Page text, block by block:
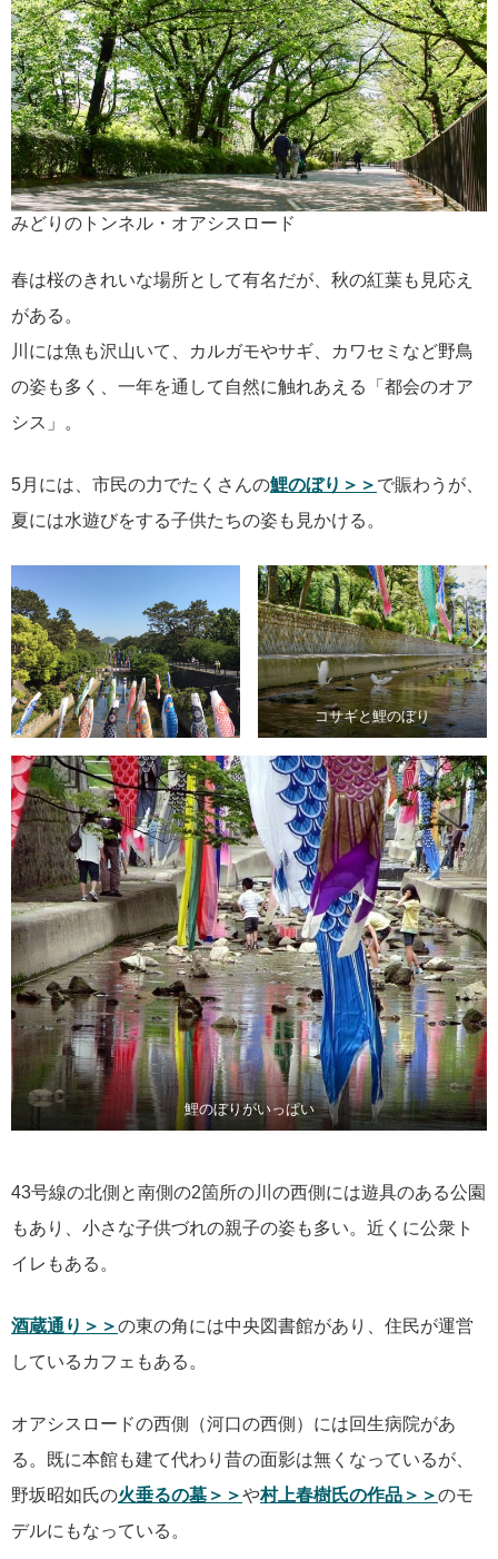
みどりのトンネル・オアシスロード
春は桜のきれいな場所として有名だが、秋の紅葉も見応え
がある。
川には魚も沢山いて、カルガモやサギ、カワセミなど野鳥
の姿も多く、一年を通して自然に触れあえる「都会のオア
シス」。
5月には、市民の力でたくさんの鯉のぼり＞＞ で賑わうが、
夏には水遊びをする子供たちの姿も見かける。
コサギと鯉のぼり
鯉のぼりがいっぱい
43号線の北側と南側の2箇所の川の西側には遊具のある公園
もあり、小さな子供づれの親子の姿も多い。近くに公衆ト
イレもある。
酒蔵通り＞＞の東の角には中央図書館があり、住民が運営
しているカフェもある。
オアシスロードの西側（河口の西側）には回生病院があ
る。既に本館も建て代わり昔の面影は無くなっているが、
野坂昭如氏の火垂るの墓＞＞や村上春樹氏の作品＞＞のモ
デルにもなっている。